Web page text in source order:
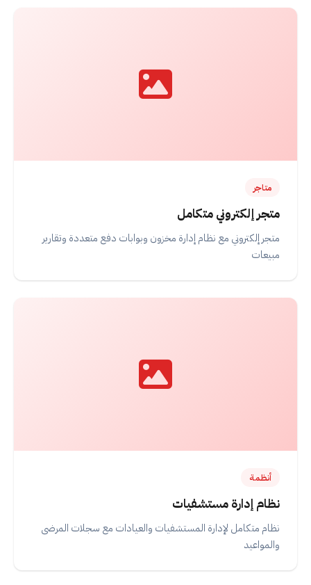
متاجر
متجر إلكتروني متكامل
متجر إلكتروني مع نظام إدارة مخزون وبوابات دفع متعددة وتقارير
مبيعات
أنظمة
نظام إدارة مستشفيات
نظام متكامل لإدارة المستشفيات والعيادات مع سجلات المرضى
والمواعيد